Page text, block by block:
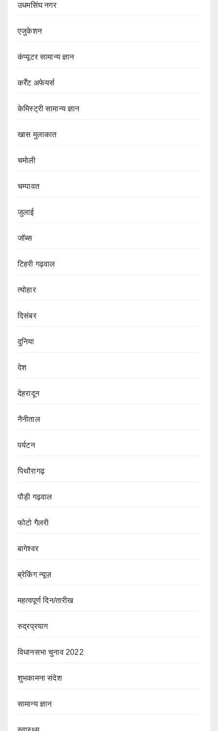
उधमसिंघ नगर
एजुकेशन
कंप्यूटर सामान्य ज्ञान
कर्रेंट अफेयर्स
केमिस्ट्री सामान्य ज्ञान
खास मुलाकात
चमोली
चम्पावत
जुलाई
जॉब्स
टिहरी गढ़वाल
त्योहार
दिसंबर
दुनिया
देश
देहरादून
नैनीताल
पर्यटन
पिथौरागढ़
पौड़ी गढ़वाल
फोटो गैलरी
बागेश्वर
ब्रेकिंग न्यूज़
महत्वपूर्ण दिन/तारीख
रुद्रप्रयाग
विधानसभा चुनाव 2022
शुभकामना संदेश
सामान्य ज्ञान